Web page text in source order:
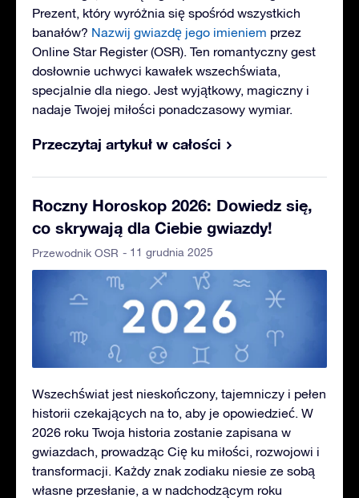
Prezent, który wyróżnia się spośród wszystkich
banałów? Nazwij gwiazdę jego imieniem przez
Online Star Register (OSR). Ten romantyczny gest
dosłownie uchwyci kawałek wszechświata,
specjalnie dla niego. Jest wyjątkowy, magiczny i
nadaje Twojej miłości ponadczasowy wymiar.
Przeczytaj artykuł w całości
Roczny Horoskop 2026: Dowiedz się,
co skrywają dla Ciebie gwiazdy!
Przewodnik OSR - 11 grudnia 2025
Wszechświat jest nieskończony, tajemniczy i pełen
historii czekających na to, aby je opowiedzieć. W
2026 roku Twoja historia zostanie zapisana w
gwiazdach, prowadząc Cię ku miłości, rozwojowi i
transformacji. Każdy znak zodiaku niesie ze sobą
własne przesłanie, a w nadchodzącym roku